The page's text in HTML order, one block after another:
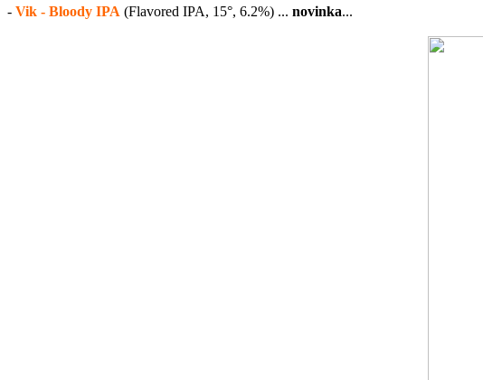
- Vik - Bloody IPA (Flavored IPA, 15°, 6.2%) ... novinka...